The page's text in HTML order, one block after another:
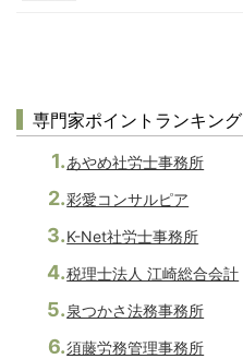
専門家ポイントランキング
あやめ社労士事務所
彩愛コンサルピア
K-Net社労士事務所
税理士法人 江崎総合会計
泉つかさ法務事務所
須藤労務管理事務所